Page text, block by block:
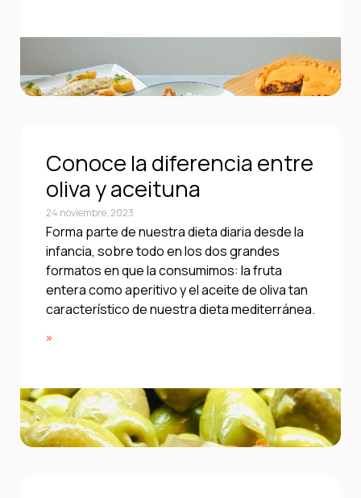
Conoce la diferencia entre
oliva y aceituna
24 noviembre, 2023
Forma parte de nuestra dieta diaria desde la
infancia, sobre todo en los dos grandes
formatos en que la consumimos: la fruta
entera como aperitivo y el aceite de oliva tan
característico de nuestra dieta mediterránea.
»